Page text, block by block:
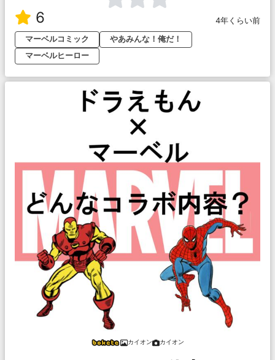
6
4年くらい前
マーベルコミック
やあみんな！俺だ！
マーベルヒーロー
カイオン カイオン